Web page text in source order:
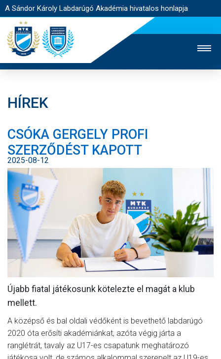
A Sándor Károly Labdarúgó Akadémia hivatalos honlapja
JEGYÉRTÉKESÍTÉS
WEBSHOP
EGYESÜLET
KAPCSOLAT
NYITÓLAP
HÍREK
AKADÉMIA
CSAPATOK
MÉRKŐZÉSEK
JELENTKEZÉS
VEZETŐSÉG
HÍREK
CSÓKA GERGELY PROFI
SZERZŐDÉST KAPOTT
2025-08-12
Újabb fiatal játékosunk kötelezte el magát a klub
mellett.
A középső és bal oldali védőként is bevethető labdarúgó
2020 óta erősíti akadémiánkat, azóta végig járta a
ranglétrát, tavaly az U17-es csapatunk meghatározó